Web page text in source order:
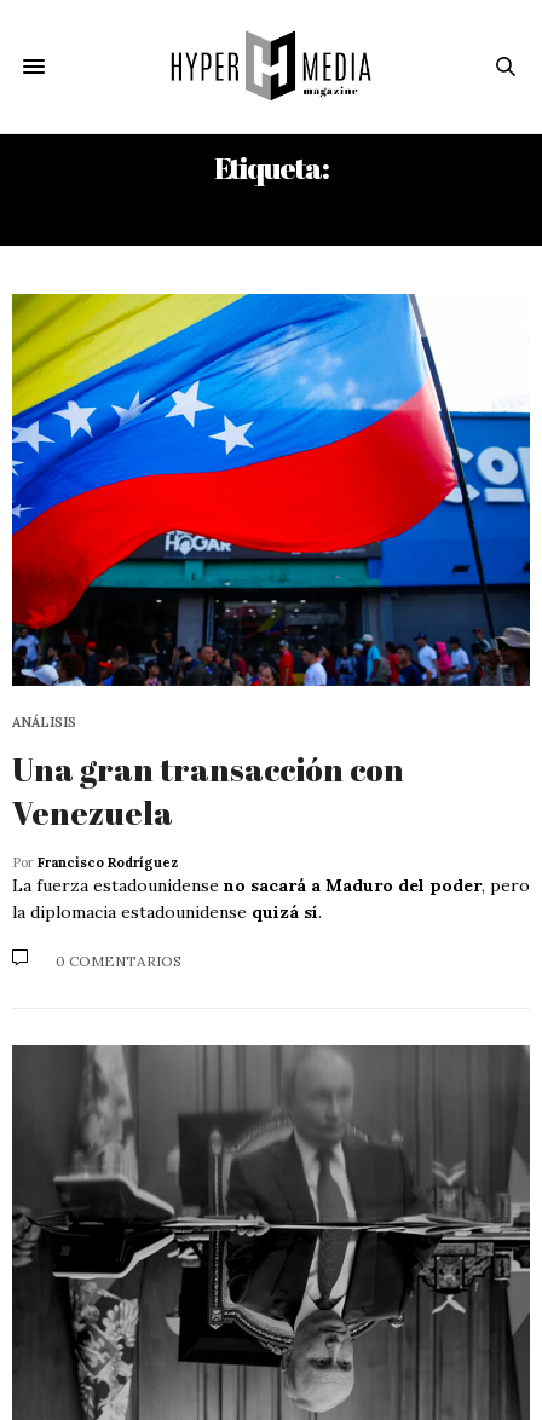
Etiqueta:
ANÁLISIS
Una gran transacción con
Venezuela
Por Francisco Rodríguez
La fuerza estadounidense no sacará a Maduro del poder, pero
la diplomacia estadounidense quizá sí.
0 COMENTARIOS